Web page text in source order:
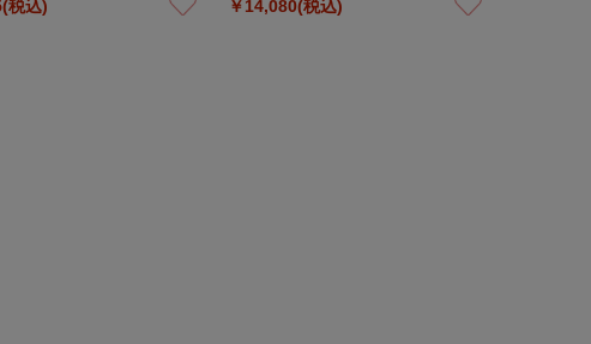
税込) ￥14,080(税込)